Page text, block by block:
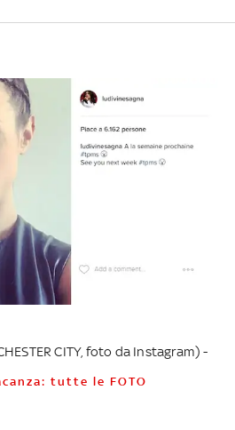
CITY, foto da Instagram) -
tutte le FOTO